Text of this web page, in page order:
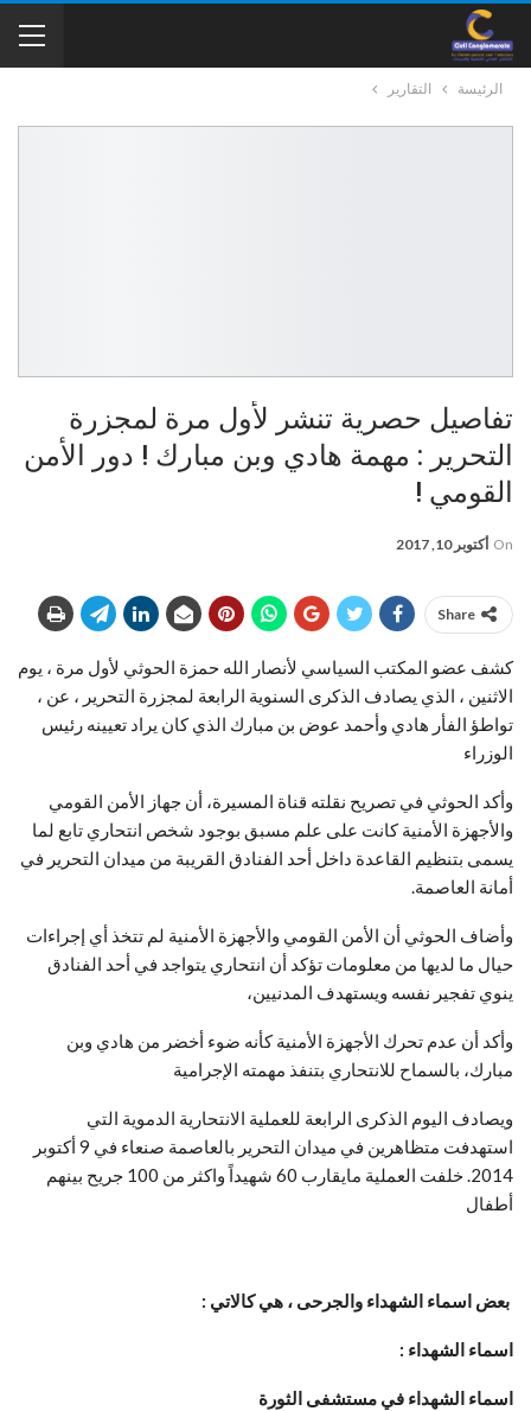
الرئيسة التقارير
تفاصيل حصرية تنشر لأول مرة لمجزرة
التحرير : مهمة هادي وبن مبارك ! دور الأمن
القومي !
On أكتوبر 10, 2017
Share
كشف عضو المكتب السياسي لأنصار الله حمزة الحوثي لأول مرة ، يوم
الاثنين ، الذي يصادف الذكرى السنوية الرابعة لمجزرة التحرير ، عن ،
تواطؤ الفأر هادي وأحمد عوض بن مبارك الذي كان يراد تعيينه رئيس
الوزراء
وأكد الحوثي في تصريح نقلته قناة المسيرة، أن جهاز الأمن القومي
والأجهزة الأمنية كانت على علم مسبق بوجود شخص انتحاري تابع لما
يسمى بتنظيم القاعدة داخل أحد الفنادق القريبة من ميدان التحرير في
أمانة العاصمة.
وأضاف الحوثي أن الأمن القومي والأجهزة الأمنية لم تتخذ أي إجراءات
حيال ما لديها من معلومات تؤكد أن انتحاري يتواجد في أحد الفنادق
ينوي تفجير نفسه ويستهدف المدنيين،
وأكد أن عدم تحرك الأجهزة الأمنية كأنه ضوء أخضر من هادي وبن
مبارك، بالسماح للانتحاري بتنفذ مهمته الإجرامية
ويصادف اليوم الذكرى الرابعة للعملية الانتحارية الدموية التي
استهدفت متظاهرين في ميدان التحرير بالعاصمة صنعاء في 9 أكتوبر
2014. خلفت العملية مايقارب 60 شهيداً واكثر من 100 جريح بينهم
أطفال
بعض اسماء الشهداء والجرحى ، هي كالاتي :
اسماء الشهداء :
اسماء الشهداء في مستشفى الثورة